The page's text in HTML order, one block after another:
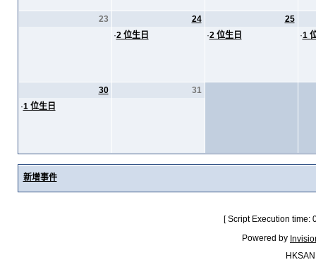
23
24
·2 位生日
25
·2 位生日 ·1
30
·1 位生日
31
新增事件
[ Script Execution
Powered by